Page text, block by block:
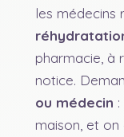
les
pharmacie, à
notice.
ou médecin
maison, et